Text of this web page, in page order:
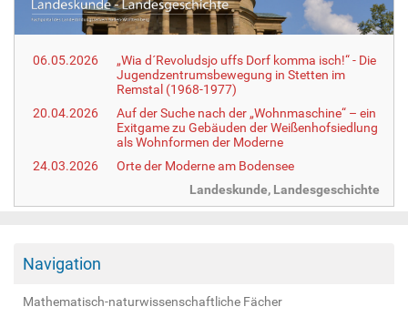
r
e
:
06.05.2026
„Wia d´Revoludsjo uffs Dorf komma isch!“ - Die
Jugendzentrumsbewegung in Stetten im
Remstal (1968-1977)
20.04.2026
Auf der Suche nach der „Wohnmaschine“ – ein
Exitgame zu Gebäuden der Weißenhofsiedlung
als Wohnformen der Moderne
24.03.2026
Orte der Moderne am Bodensee
Landeskunde, Landesgeschichte
Navigation
Mathematisch-naturwissenschaftliche Fächer